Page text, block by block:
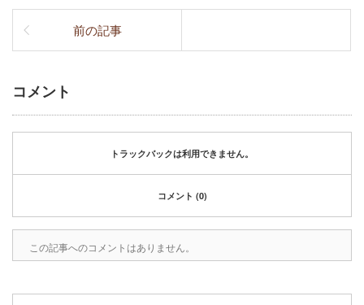
前の記事
コメント
トラックバックは利用できません。
コメント (0)
この記事へのコメントはありません。